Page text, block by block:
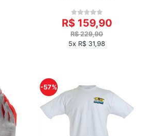
R$ 159,90
R$ 229,90
5x R$ 31,98
-57%